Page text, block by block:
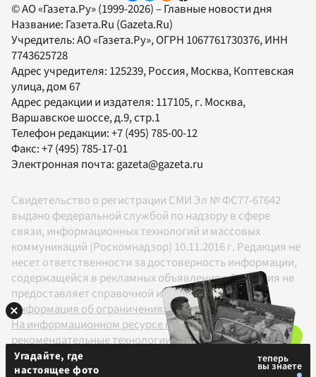
© АО «Газета.Ру» (1999-2026) – Главные новости дня
Название: Газета.Ru (Gazeta.Ru)
Учредитель:АО «Газета.Ру», ОГРН 1067761730376, ИНН
7743625728
Адрес учредителя: 125239, Россия, Москва, Коптевская
улица, дом 67
Адрес редакции и издателя: 117105, г. Москва,
Варшавское шоссе, д.9, стр.1
Телефон редакции:+7 (495) 785-00-12
Факс:+7 (495) 785-17-01
Электронная почта:gazeta@gazeta.ru
Свидетельство о регистрации СМИ Эл № ФС77-67642
выдано федеральной службой по надзору в сфере
связи, информационных технологий и массовых
коммуникаций (Роскомнадзор) 10.11.2016 г. Редакция не
несет ответственности за достоверность информации,
содержащейся в рекламных объявлениях. Редакция не
предоставляет справочной информации.
Информация об ограничениях
На информационном ресурсе применяются
рекомендательные технологии в соответствии с
Правилами
Угадайте, где
настоящее фото